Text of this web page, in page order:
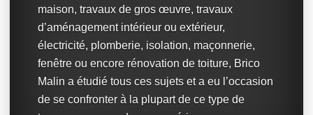
maison, travaux de gros œuvre, travaux
d’aménagement intérieur ou extérieur,
électricité, plomberie, isolation, maçonnerie,
fenêtre ou encore rénovation de toiture, Brico
Malin a étudié tous ces sujets et a eu l’occasion
de se confronter à la plupart de ce type de